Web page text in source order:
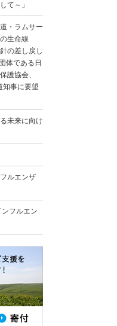
て～」
・ラムサー
生命線
の差し戻し
体である日
護協会、
知事に要望
未来に向け
ルエンザ
フルエン